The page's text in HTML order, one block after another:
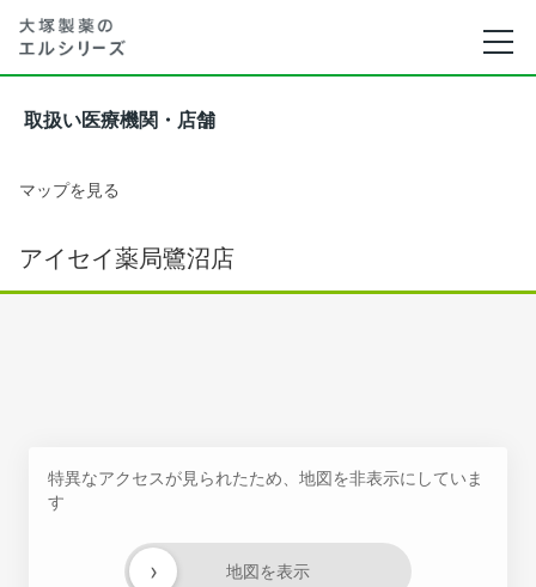
取扱い医療機関・店舗
マップを見る
アイセイ薬局鷺沼店
特異なアクセスが見られたため、地図を非表示にしていま
す
地図を表示
›